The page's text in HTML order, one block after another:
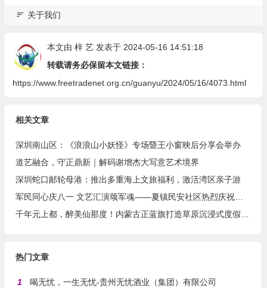
关于我们
本文由 梓 艺发表于 2024-05-16 14:51:18
转载请务必保留本文链接：
https://www.freetradenet.org.cn/guanyu/2024/05/16/4073.html
相关文章
深圳南山区：《浪浪山小妖怪》专场暨王小窗映后分享会举办
道艺融合，守正鼎新｜解码谢增杰大写意艺术境界
深圳蛇口邮轮母港：推出多重海上文旅福利，激活湾区亲子游
军民同心庆八一 文艺汇演颂军魂——夏镇民安社区热烈庆祝建军99周年
千年元上都，醉美仙那度！内蒙古正蓝旗打造草原沉浸式度假胜地
热门文章
1 喝无忧，一生无忧-贵州无忧酒业（集团）有限公司